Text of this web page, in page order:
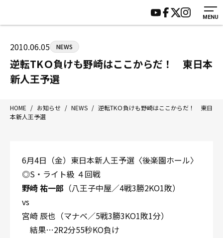
MENU
〒192-0072 東京都八王子市南町3-8 第2原嶋ビル1F
Tel/Fax：042-622-7222
HOME
ジムについて
トレーニング
アマ・スパー各大会・キッズ
入会案内
見学・1日体験
施設紹介
会員様の声
サポーター募集
2010.06.05 NEWS
逆転TKＯ負けも野崎はここからだ！ 東日本
新人王予選
HOME / お知らせ / NEWS / 逆転TKＯ負けも野崎はここからだ！ 東日
本新人王予選
6月4日（金）東日本新人王予選〈後楽園ホール〉
◎S・ライト級 ４回戦
野崎 祐一郎 （八王子中屋／4戦3勝2KO1敗）
vs
宮崎 辰也（マナベ／5戦3勝3KO1敗1分）
結果…2R2分55秒KO負け